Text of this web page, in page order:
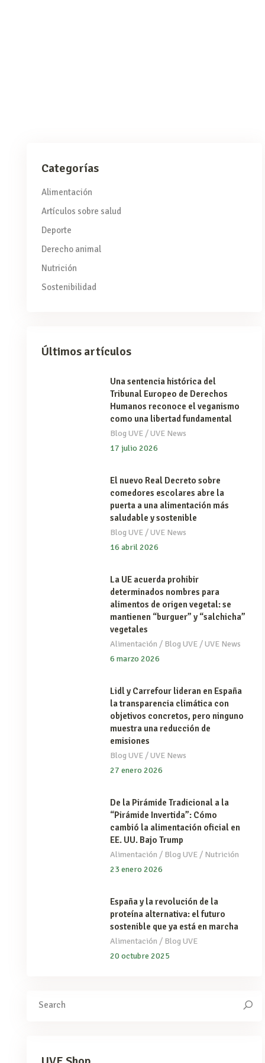
Categorías
Alimentación
Artículos sobre salud
Deporte
Derecho animal
Nutrición
Sostenibilidad
Últimos artículos
Una sentencia histórica del
Tribunal Europeo de Derechos
Humanos reconoce el veganismo
como una libertad fundamental
Blog UVE/UVE News
17 julio 2026
El nuevo Real Decreto sobre
comedores escolares abre la
puerta a una alimentación más
saludable y sostenible
Blog UVE/UVE News
16 abril 2026
La UE acuerda prohibir
determinados nombres para
alimentos de origen vegetal: se
mantienen “burguer” y “salchicha”
vegetales
Alimentación / Blog UVE/UVE News
6 marzo 2026
Lidl y Carrefour lideran en España
la transparencia climática con
objetivos concretos, pero ninguno
muestra una reducción de
emisiones
Blog UVE/UVE News
27 enero 2026
De la Pirámide Tradicional a la
“Pirámide Invertida”: Cómo
cambió la alimentación oficial en
EE. UU. Bajo Trump
Alimentación / Blog UVE/ Nutrición
23 enero 2026
España y la revolución de la
proteína alternativa: el futuro
sostenible que ya está en marcha
Alimentación / Blog UVE
20 octubre 2025